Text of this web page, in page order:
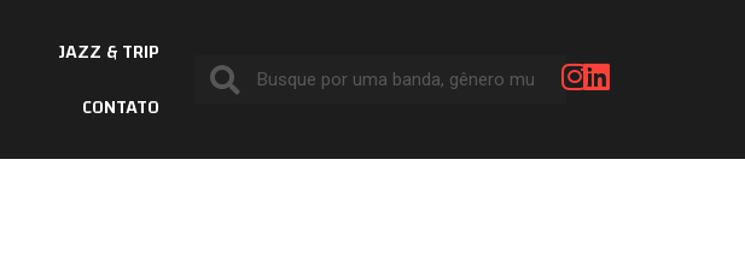
JAZZ & TRIP
CONTATO